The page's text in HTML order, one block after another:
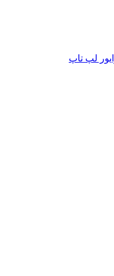
لپ تاپ